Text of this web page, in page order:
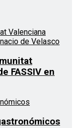
FASSIV en